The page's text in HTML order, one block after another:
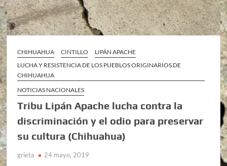
CHIHUAHUA CINTILLO
LIPÁN APACHE
LUCHA Y RESISTENCIA DE LOS PUEBLOS ORIGINARIOS DE
CHIHUAHUA
NOTICIAS NACIONALES
Tribu Lipán Apache lucha contra la
discriminación y el odio para preservar
su cultura (Chihuahua)
grieta 24 mayo, 2019